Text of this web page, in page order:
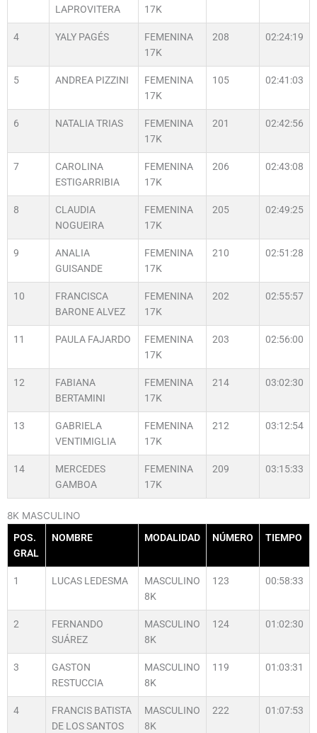
LAPROVITERA 17K
4 YALY PAGÉS
FEMENINA
17K
208 02:24:19
5 ANDREA PIZZINI
FEMENINA
17K
105 02:41:03
6 NATALIA TRIAS
FEMENINA
17K
201 02:42:56
7
CAROLINA
ESTIGARRIBIA
FEMENINA
17K
206 02:43:08
8
CLAUDIA
NOGUEIRA
FEMENINA
17K
205 02:49:25
9
ANALIA
GUISANDE
FEMENINA
17K
210 02:51:28
10
FRANCISCA
BARONE ALVEZ
FEMENINA
17K
202 02:55:57
11 PAULA FAJARDO
FEMENINA
17K
203 02:56:00
12
FABIANA
BERTAMINI
FEMENINA
17K
214 03:02:30
13
GABRIELA
VENTIMIGLIA
FEMENINA
17K
212 03:12:54
14
MERCEDES
GAMBOA
FEMENINA
17K
209 03:15:33
8K MASCULINO
POS.
GRAL
NOMBRE MODALIDAD NÚMERO TIEMPO
1 LUCAS LEDESMA
MASCULINO
8K
123 00:58:33
2
FERNANDO
SUÁREZ
MASCULINO
8K
124 01:02:30
3
GASTON
RESTUCCIA
MASCULINO
8K
119 01:03:31
4
FRANCIS BATISTA
DE LOS SANTOS
MASCULINO
8K
222 01:07:53